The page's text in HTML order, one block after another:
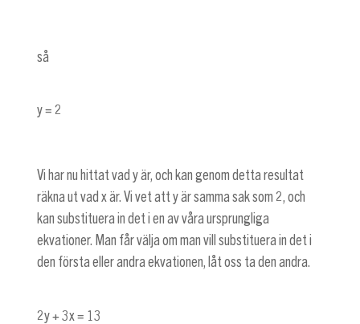
så
y = 2
Vi har nu hittat vad y är, och kan genom detta resultat
räkna ut vad x är. Vi vet att y är samma sak som 2, och
kan substituera in det i en av våra ursprungliga
ekvationer. Man får välja om man vill substituera in det i
den första eller andra ekvationen, låt oss ta den andra.
2y + 3x = 13